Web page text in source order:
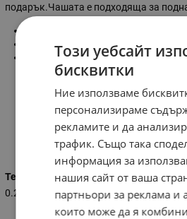
подарък.Чашата е подходяща за
Вместимост
: 350 мл
Материал:
- порцелан
Тегло (кг.)
0.200
Този уебсайт
бисквитки
Ние използваме
персонализираме
рекламите и да
трафик. Също така
информация за
нашия сайт от ваша
партньори за реклама и
които може да я